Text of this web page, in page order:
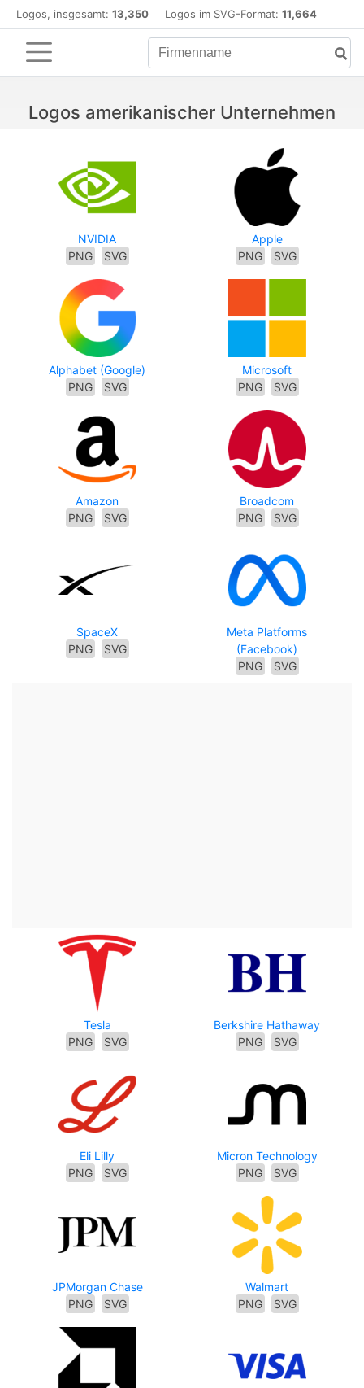
Logos, insgesamt: 13,350 Logos im SVG-Format: 11,664
Logos amerikanischer Unternehmen
NVIDIA
PNG
SVG
Apple
PNG
SVG
Alphabet (Google)
PNG
SVG
Microsoft
PNG
SVG
Amazon
PNG
SVG
Broadcom
PNG
SVG
SpaceX
PNG
SVG
Meta Platforms
(Facebook)
PNG
SVG
Tesla
PNG
SVG
Berkshire Hathaway
PNG
SVG
Eli Lilly
PNG
SVG
Micron Technology
PNG
SVG
JPMorgan Chase
PNG
SVG
Walmart
PNG
SVG